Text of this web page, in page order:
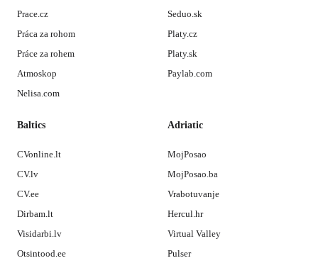
Prace.cz
Práca za rohom
Práce za rohem
Atmoskop
Nelisa.com
Seduo.sk
Platy.cz
Platy.sk
Paylab.com
Baltics
CVonline.lt
CV.lv
CV.ee
Dirbam.lt
Visidarbi.lv
Otsintood.ee
Adriatic
MojPosao
MojPosao.ba
Vrabotuvanje
Hercul.hr
Virtual Valley
Pulser